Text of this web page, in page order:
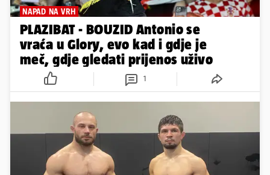
NAPAD NA VRH
PLAZIBAT - BOUZID Antonio se
vraća u Glory, evo kad i gdje je
meč, gdje gledati prijenos uživo
1